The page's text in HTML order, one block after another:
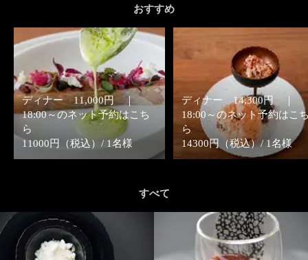
おすすめ
ディナー 11,000円 ｜
18:00～のネット予約はこち
ら
11000円（税込）/ 1名様
ディナー 14,300円 ｜
18:00～のネット予約はこ
ら
14300円（税込）/ 1名様
すべて